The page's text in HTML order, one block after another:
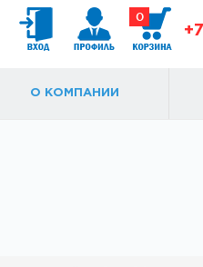
0
О КОМПАНИИ